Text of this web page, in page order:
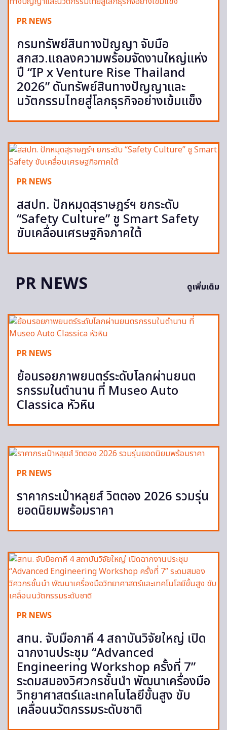
PR NEWS
กรมทรัพย์สินทางปัญญา จับมือ
สกสว.แถลงความพร้อมจัดงานใหญ่แห่ง
ปี “IP x Venture Rise Thailand
2026” ดันทรัพย์สินทางปัญญาและ
นวัตกรรมไทยสู่โลกธุรกิจอย่างเข้มแข็ง
PR NEWS
สสปท. ปักหมุดสุราษฎร์ฯ ยกระดับ
“Safety Culture” ชู Smart Safety
ขับเคลื่อนเศรษฐกิจภาคใต้
PR NEWS ดูเพิ่มเติม
PR NEWS
ย้อนรอยภาพยนตร์ระดับโลกผ่านยนต
รกรรมในตำนาน ที่ Museo Auto
Classica หัวหิน
PR NEWS
ราคากระเป๋าหลุยส์ วิตตอง 2026 รวมรุ่น
ยอดนิยมพร้อมราคา
PR NEWS
สทน. จับมือภาคี 4 สถาบันวิจัยใหญ่ เปิด
ฉากงานประชุม “Advanced
Engineering Workshop ครั้งที่ 7”
ระดมสมองวิศวกรชั้นนำ พัฒนาเครื่องมือ
วิทยาศาสตร์และเทคโนโลยีขั้นสูง ขับ
เคลื่อนนวัตกรรมระดับชาติ